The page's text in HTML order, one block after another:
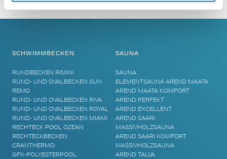
SCHWIMMBECKEN
RUNDBECKEN RIMINI
RUND- UND OVALBECKEN SUN
REMO
RUND- UND OVALBECKEN RIVA
RUND- UND OVALBECKEN ROYAL
RUND- UND OVALBECKEN MIAMI
RECHTECK POOL OZEAN
RECHTECKBECKEN
CRANTHERMO
GFK-POLYESTERPOOL
SAUNA
SAUNA
ELEMENTSAUNA AREND MAATA
AREND MAATA KOMFORT
AREND PERFEKT
AREND EXCELLENT
AREND SAARI
MASSIVHOLZSAUNA
AREND SAARI KOMFORT
MASSIVHOLZSAUNA
AREND TALVA